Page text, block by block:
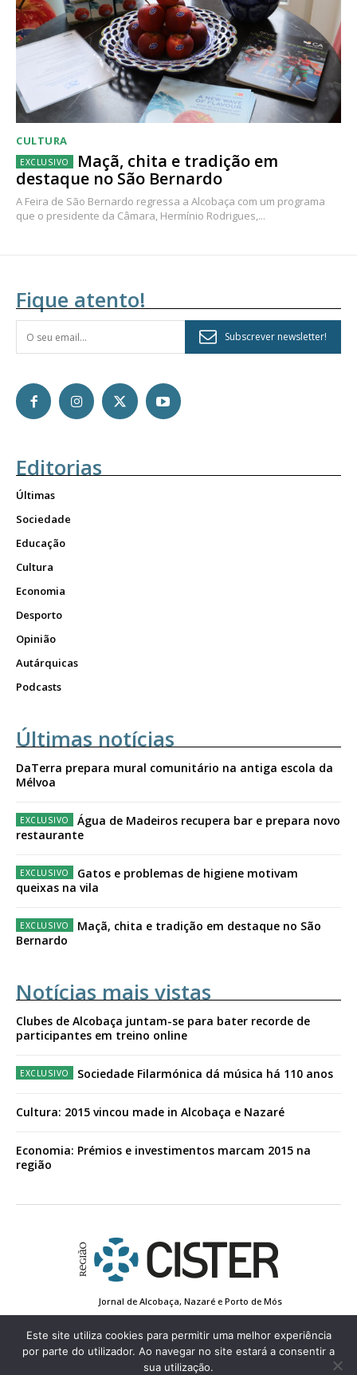
CULTURA
Maçã, chita e tradição em
destaque no São Bernardo
A Feira de São Bernardo regressa a Alcobaça com um programa
que o presidente da Câmara, Hermínio Rodrigues,...
Fique atento!
Subscrever newsletter!
Editorias
Últimas
Sociedade
Educação
Cultura
Economia
Desporto
Opinião
Autárquicas
Podcasts
Últimas notícias
DaTerra prepara mural comunitário na antiga escola da
Mélvoa
Água de Madeiros recupera bar e prepara novo
restaurante
Gatos e problemas de higiene motivam
queixas na vila
Maçã, chita e tradição em destaque no São
Bernardo
Notícias mais vistas
Clubes de Alcobaça juntam-se para bater recorde de
participantes em treino online
Sociedade Filarmónica dá música há 110 anos
Cultura: 2015 vincou made in Alcobaça e Nazaré
Economia: Prémios e investimentos marcam 2015 na
região
Jornal de Alcobaça, Nazaré e Porto de Mós
Estatuto Editorial
Contactos
Política de Privacidade
Conta de Registo
Edição Impressa
Este site utiliza cookies para permitir uma melhor experiência
por parte do utilizador. Ao navegar no site estará a consentir a
sua utilização.